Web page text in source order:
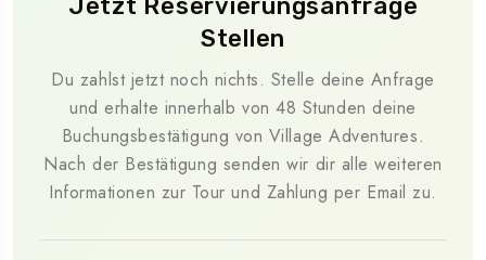
Jetzt Reservierungsanfrage
Stellen
Du zahlst jetzt noch nichts. Stelle deine Anfrage
und erhalte innerhalb von 48 Stunden deine
Buchungsbestätigung von Village Adventures.
Nach der Bestätigung senden wir dir alle weiteren
Informationen zur Tour und Zahlung per Email zu.